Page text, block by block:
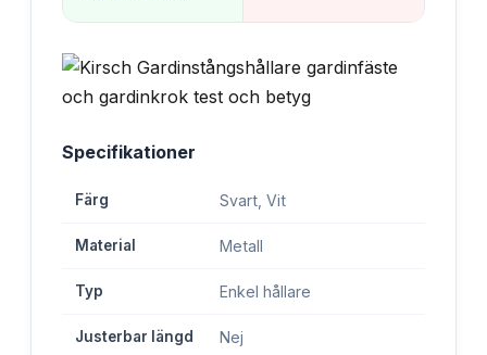
Specifikationer
Färg Svart, Vit
Material Metall
Typ Enkel hållare
Justerbar längd Nej